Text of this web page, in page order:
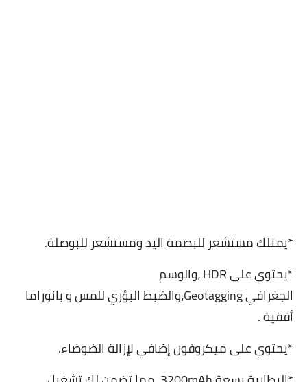
*يمتلك مستشعر للبصمة اليد ومستشعر للبوصلة.
*يحتوي على HDR ،والوسم
الجغرافي Geotagging،والضبط البؤري للمس و بانوراما
أفقية .
*يحتوي على ميكروفون إضافي لإزالة الضوضاء.